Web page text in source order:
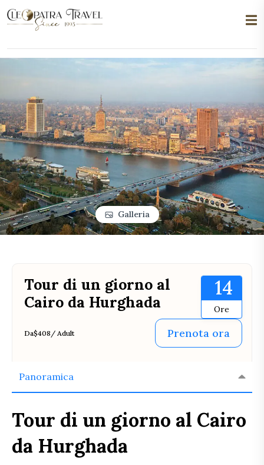
Galleria
Tour di un giorno al
Cairo da Hurghada
14
Ore
Da$408 / Adult Prenota ora
Panoramica
Tour di un giorno al Cairo
da Hurghada